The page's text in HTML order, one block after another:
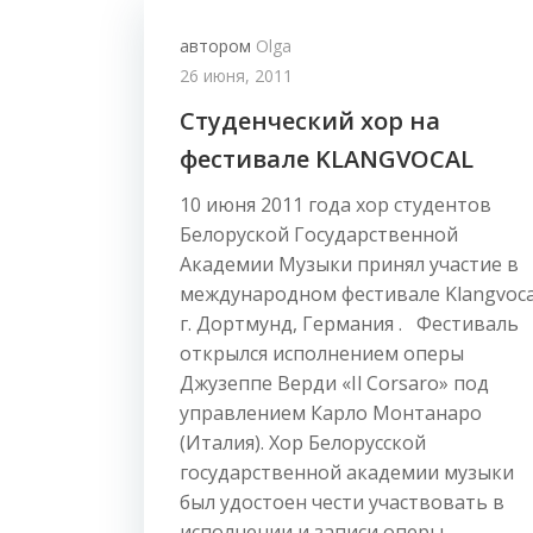
автором Olga
26 июня, 2011
Студенческий хор на
фестивале KLANGVOCAL
10 июня 2011 года хор студентов
Белоруской Государственной
Академии Музыки принял участие в
международном фестивале
г. Дортмунд, Германия . Фестиваль
открылся исполнением оперы
Джузеппе Верди «Il Corsaro» под
управлением Карло Монтанаро
(Италия). Хор Белорусской
государственной академии музыки
был удостоен чести участвовать в